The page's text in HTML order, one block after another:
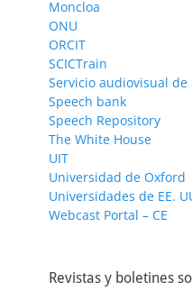
Moncloa
ONU
ORCIT
SCICTrain
Servicio audiovisual de
Speech bank
Speech Repository
The White House
UIT
Universidad de Oxford
Universidades de EE.
Webcast Portal – CE
Revistas y boletines